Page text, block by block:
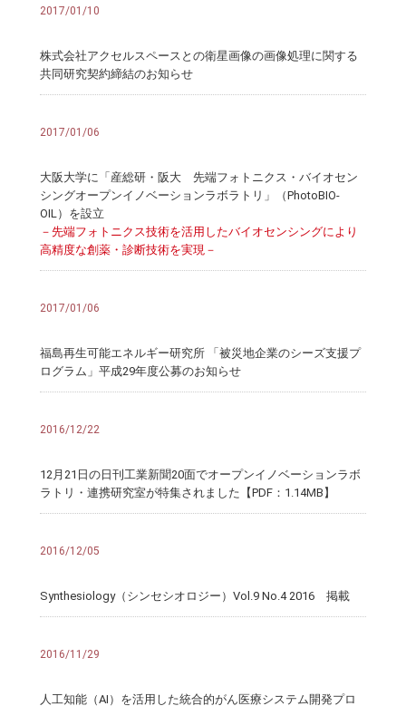
2017/01/10
株式会社アクセルスペースとの衛星画像の画像処理に関する
共同研究契約締結のお知らせ
2017/01/06
大阪大学に「産総研・阪大 先端フォトニクス・バイオセン
シングオープンイノベーションラボラトリ」（PhotoBIO-
OIL）を設立
－先端フォトニクス技術を活用したバイオセンシングにより
高精度な創薬・診断技術を実現－
2017/01/06
福島再生可能エネルギー研究所 「被災地企業のシーズ支援プ
ログラム」平成29年度公募のお知らせ
2016/12/22
12月21日の日刊工業新聞20面でオープンイノベーションラボ
ラトリ・連携研究室が特集されました【PDF：1.14MB】
2016/12/05
Synthesiology（シンセシオロジー）Vol.9 No.4 2016 掲載
2016/11/29
人工知能（AI）を活用した統合的がん医療システム開発プロ